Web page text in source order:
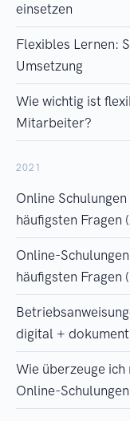
einsetzen
Flexibles Lernen:
Umsetzung
Wie wichtig ist
Mitarbeiter?
2021
Online
häufigsten Fragen
Online-
häufigsten Fragen
digital +
Wie überzeuge
Online-